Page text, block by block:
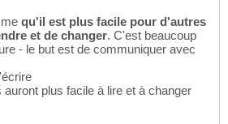
qu'il est plus facile pour d'autres
et de changer. C'est beaucoup
- le but est de communiquer avec
plus facile à lire et à changer